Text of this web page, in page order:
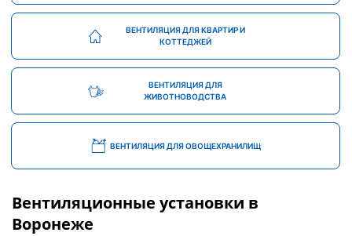
ВЕНТИЛЯЦИЯ ДЛЯ КВАРТИР И
КОТТЕДЖЕЙ
ВЕНТИЛЯЦИЯ ДЛЯ
ЖИВОТНОВОДСТВА
ВЕНТИЛЯЦИЯ ДЛЯ ОВОЩЕХРАНИЛИЩ
Вентиляционные установки в
Воронеже